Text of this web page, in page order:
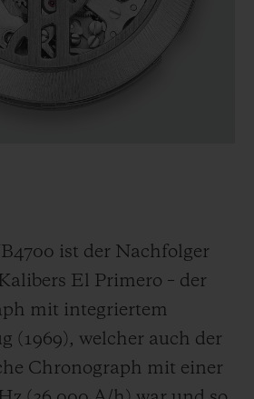
ist der Nachfolger
El Primero – der
mit integriertem
(1969), welcher auch der
Chronograph mit einer